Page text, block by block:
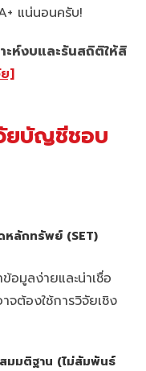
แน่นอนครับ!
ะห์งบและรันสถิติให้สิ
]
ยบัญชีชอบ
หลักทรัพย์ (SET)
อมูลง่ายและน่าเชื่อ
ต้องใช้การวิจัยเชิง
มมติฐาน (ไม่สัมพันธ์